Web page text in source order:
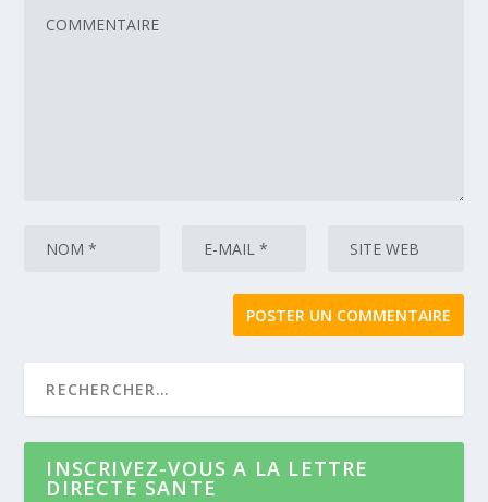
INSCRIVEZ-VOUS A LA LETTRE
DIRECTE SANTE